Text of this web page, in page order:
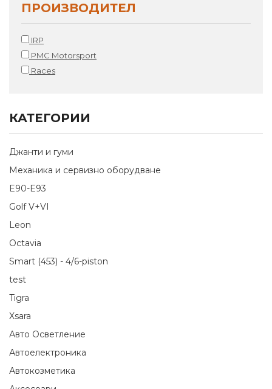
ПРОИЗВОДИТЕЛ
IRP
PMC Motorsport
Races
КАТЕГОРИИ
Джанти и гуми
Механика и сервизно оборудване
E90-E93
Golf V+VI
Leon
Octavia
Smart (453) - 4/6-piston
test
Tigra
Xsara
Авто Осветление
Автоелектроника
Автокозметика